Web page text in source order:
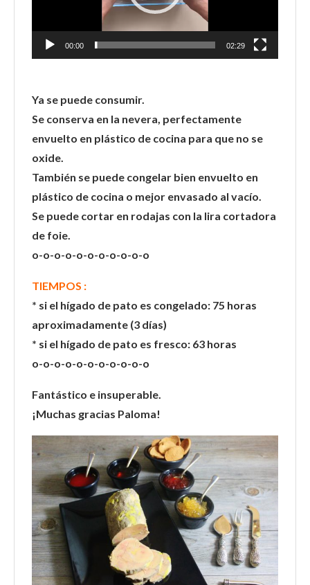
00:00 02:29
Ya se puede consumir.
Se conserva en la nevera, perfectamente
envuelto en plástico de cocina para que no se
oxide.
También se puede congelar bien envuelto en
plástico de cocina o mejor envasado al vacío.
Se puede cortar en rodajas con la lira cortadora
de foie.
o-o-o-o-o-o-o-o-o-o-o
TIEMPOS :
* si el hígado de pato es congelado: 75 horas
aproximadamente (3 días)
* si el hígado de pato es fresco: 63 horas
o-o-o-o-o-o-o-o-o-o-o
Fantástico e insuperable.
¡Muchas gracias Paloma!